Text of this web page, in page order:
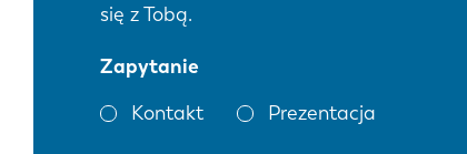
się z Tobą.
Zapytanie
Kontakt
Prezentacja